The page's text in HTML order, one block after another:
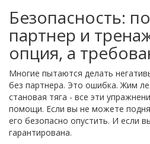
Безопасность:
партнер и
опция, а
Многие пытаются делать
без партнера. Это ошибка. Жим
становая тяга - все эти
помощи. Если вы не можете
его безопасно опустить. И если
гарантирована.